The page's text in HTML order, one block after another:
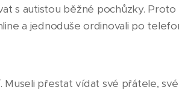
s autistou běžné pochůzky.
a jednoduše ordinovali po
Museli přestat vídat své přátele,